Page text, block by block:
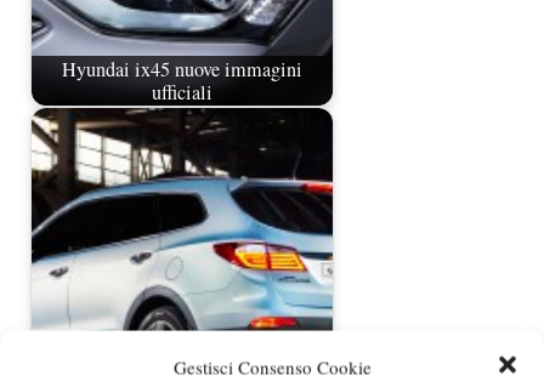
Gestisci Consenso Cookie
Hyundai ix45 nuove immagini
ufficiali
Hyundai Grand Santa Fe debutterà a